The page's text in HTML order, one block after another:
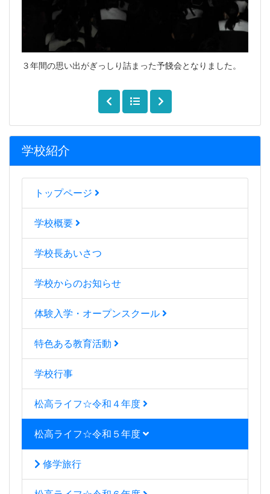
学校紹介
トップページ
学校概要
学校長あいさつ
学校からのお知らせ
体験入学・オープンスクール
特色ある教育活動
学校行事
松高ライフ☆令和４年度
松高ライフ☆令和５年度
修学旅行
３年間の思い出がぎっしり詰まった予餞会となりました。